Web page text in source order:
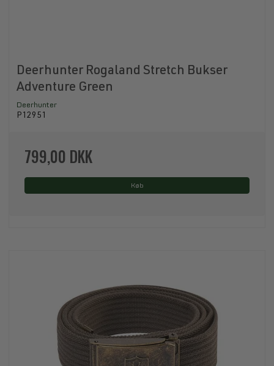
Deerhunter Rogaland Stretch Bukser
Adventure Green
Deerhunter
P12951
799,00 DKK
Køb